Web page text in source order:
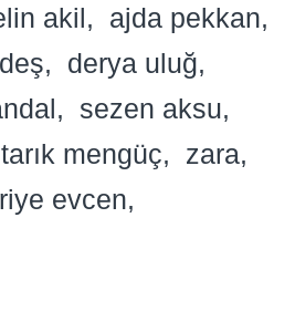
akil
ajda pekkan
derya uluğ
sezen aksu
tarık mengüç
zara
evcen